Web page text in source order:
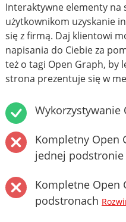
Interaktywne elementy na
użytkownikom uzyskanie
się z firmą. Daj klientowi
napisania do Ciebie za
też o tagi Open Graph, by
strona prezentuje się w
Wykorzystywanie
Kompletny Open
jednej podstronie
Kompletne Open
podstronach